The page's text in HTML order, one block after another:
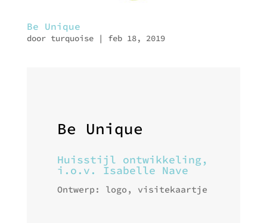
Be Unique
door turquoise| feb 18, 2019
Be Unique
Huisstijl ontwikkeling,
i.o.v. Isabelle Nave
Ontwerp: logo, visitekaartje